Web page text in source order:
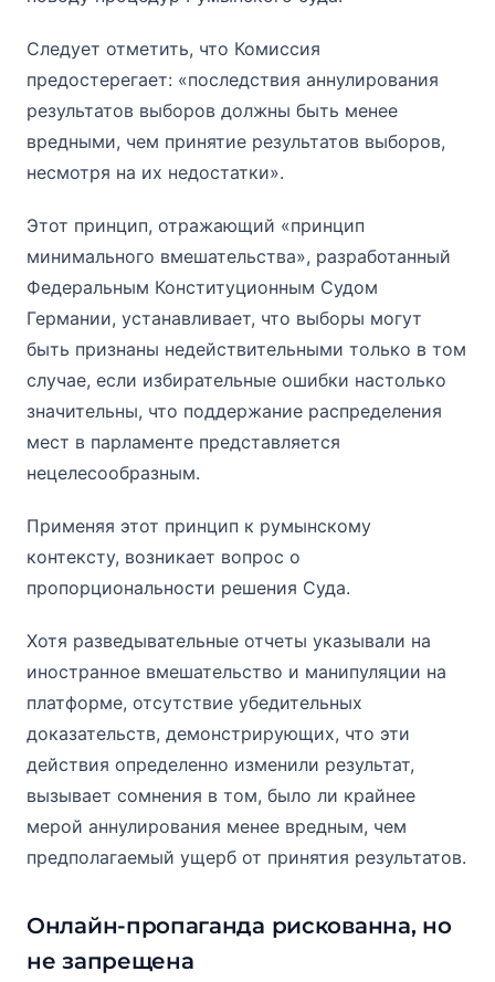
Следует отметить, что Комиссия
предостерегает: «последствия аннулирования
результатов выборов должны быть менее
вредными, чем принятие результатов выборов,
несмотря на их недостатки».
Этот принцип, отражающий «принцип
минимального вмешательства», разработанный
Федеральным Конституционным Судом
Германии, устанавливает, что выборы могут
быть признаны недействительными только в том
случае, если избирательные ошибки настолько
значительны, что поддержание распределения
мест в парламенте представляется
нецелесообразным.
Применяя этот принцип к румынскому
контексту, возникает вопрос о
пропорциональности решения Суда.
Хотя разведывательные отчеты указывали на
иностранное вмешательство и манипуляции на
платформе, отсутствие убедительных
доказательств, демонстрирующих, что эти
действия определенно изменили результат,
вызывает сомнения в том, было ли крайнее
мерой аннулирования менее вредным, чем
предполагаемый ущерб от принятия результатов.
Онлайн-пропаганда рискованна, но
не запрещена